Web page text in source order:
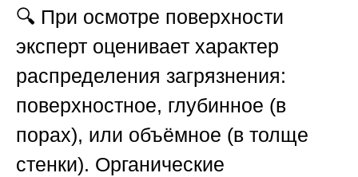
🔍 При осмотре поверхности
эксперт оценивает характер
распределения загрязнения:
поверхностное, глубинное (в
порах), или объёмное (в толще
стенки). Органические